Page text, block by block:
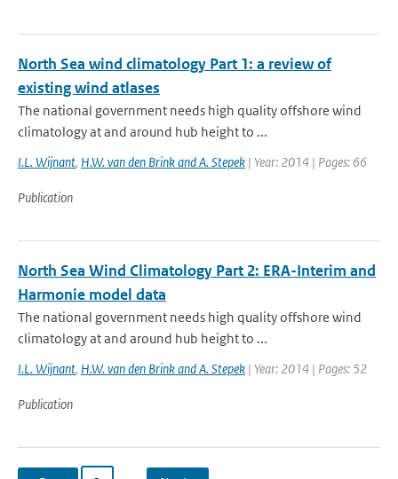
North Sea wind climatology Part 1: a review of
existing wind atlases
The national government needs high quality offshore wind
climatology at and around hub height to ...
I.L. Wijnant, H.W. van den Brink and A. Stepek | Year: 2014 | Pages: 66
Publication
North Sea Wind Climatology Part 2: ERA-Interim and
Harmonie model data
The national government needs high quality offshore wind
climatology at and around hub height to ...
I.L. Wijnant, H.W. van den Brink and A. Stepek | Year: 2014 | Pages: 52
Publication